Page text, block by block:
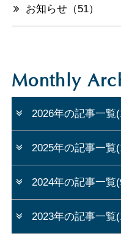
お知らせ（51）
Monthly
2026年の記事一覧
2025年の記事一覧
2024年の記事一覧
2023年の記事一覧